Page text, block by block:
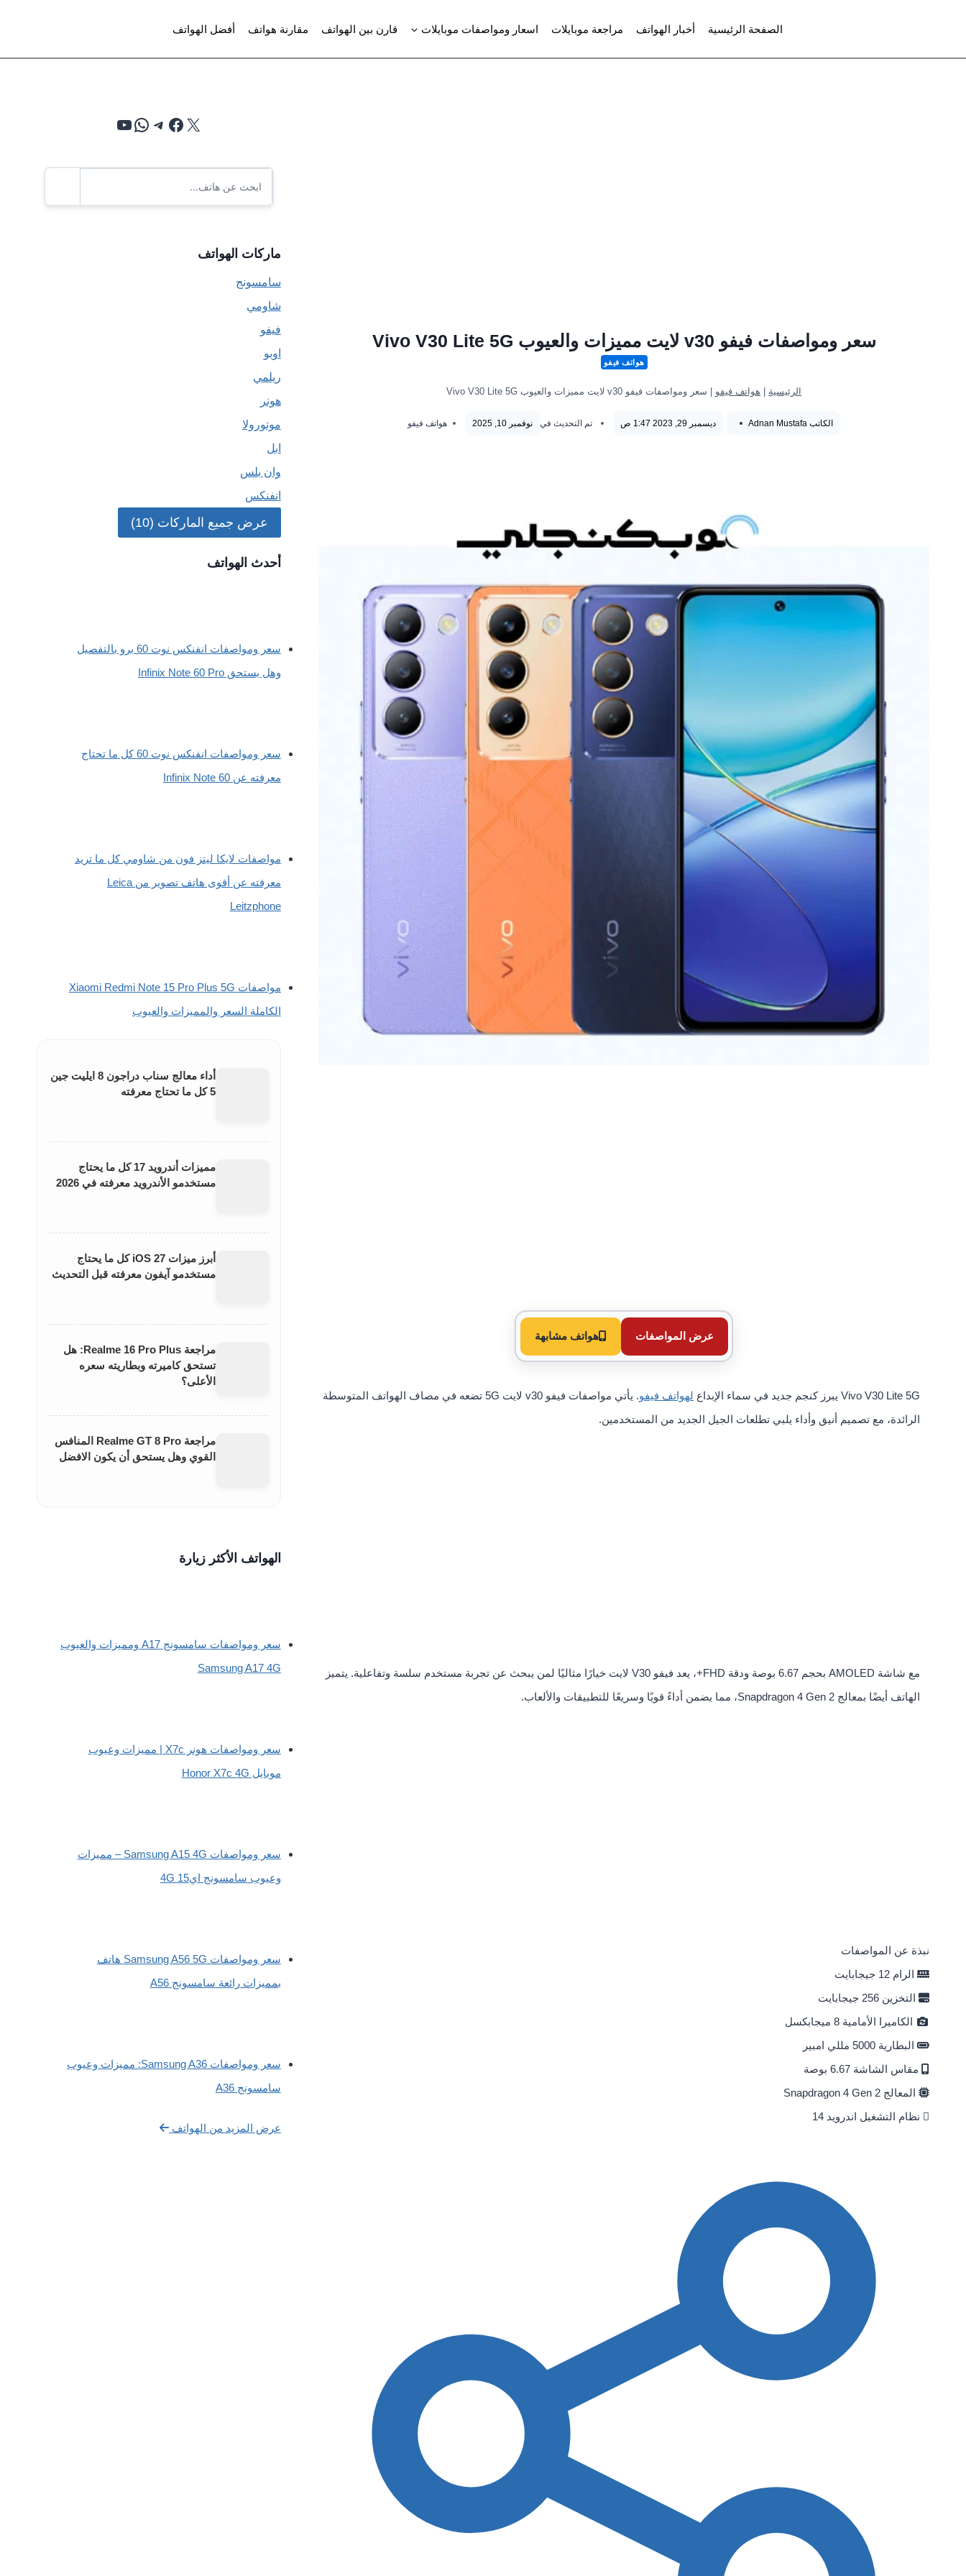
المحتوى
الصفحة الرئيسية أخبار الهواتف مراجعة موبايلات اسعار ومواصفات موبايلات قارن بين الهواتف مقارنة هواتف أفضل الهواتف
سعر ومواصفات فيفو v30 لايت مميزات والعيوب Vivo V30 Lite 5G
هواتف فيفو
الرئيسية هواتف فيفو سعر ومواصفات فيفو v30 لايت مميزات والعيوب Vivo V30 Lite 5G
الكاتب Adnan Mustafa ديسمبر 29, 2023 1:47 ص تم التحديث في نوفمبر 10, 2025 هواتف فيفو
عرض المواصفات هواتف مشابهة
Vivo V30 Lite 5G يبرز كنجم جديد في سماء الإبداع لهواتف فيفو
. يأتي مواصفات فيفو v30 لايت 5G تضعه في مصاف الهواتف المتوسطة
الرائدة، مع تصميم أنيق وأداء يلبي تطلعات الجيل الجديد من المستخدمين.
مع شاشة AMOLED بحجم 6.67 بوصة ودقة FHD+، يعد فيفو V30 لايت خيارًا مثاليًا لمن يبحث عن تجربة مستخدم سلسة وتفاعلية. يتميز
الهاتف أيضًا بمعالج Snapdragon 4 Gen 2، مما يضمن أداءً قويًا وسريعًا للتطبيقات والألعاب.
نبذة عن المواصفات
الرام 12 جيجابايت
التخزين 256 جيجابايت
الكاميرا الأمامية 8 ميجابكسل
البطارية 5000 مللي امبير
مقاس الشاشة 6.67 بوصة
المعالج Snapdragon 4 Gen 2
نظام التشغيل اندرويد 14
إكسفيسبوك
تيليجرام
واتساب
يوتيوب
ماركات الهواتف
سامسونج
شاومي
فيفو
اوبو
ريلمي
هونر
موتورولا
ابل
وان بلس
انفنكس
عرض جميع الماركات (10)
أحدث الهواتف
سعر ومواصفات انفنكس نوت 60 برو بالتفصيل
وهل يستحق Infinix Note 60 Pro
سعر ومواصفات انفنكس نوت 60 كل ما تحتاج
معرفته عن Infinix Note 60
مواصفات لايكا ليتز فون من شاومي كل ما تريد
معرفته عن أقوى هاتف تصوير من Leica
Leitzphone
مواصفات Xiaomi Redmi Note 15 Pro Plus 5G
الكاملة السعر والمميزات والعيوب
أداء معالج سناب دراجون 8 ايليت جين
5 كل ما تحتاج معرفته
مميزات أندرويد 17 كل ما يحتاج
مستخدمو الأندرويد معرفته في 2026
أبرز ميزات iOS 27 كل ما يحتاج
مستخدمو آيفون معرفته قبل التحديث
مراجعة Realme 16 Pro Plus: هل
تستحق كاميرته وبطاريته سعره
الأعلى؟
مراجعة Realme GT 8 Pro المنافس
القوي وهل يستحق أن يكون الافضل
الهواتف الأكثر زيارة
سعر ومواصفات سامسونج A17 ومميزات والعيوب
Samsung A17 4G
سعر ومواصفات هونر X7c | مميزات وعيوب
موبايل Honor X7c 4G
سعر ومواصفات Samsung A15 4G – مميزات
وعيوب سامسونج اي15 4G
سعر ومواصفات Samsung A56 5G هاتف
بمميزات رائعة سامسونج A56
سعر ومواصفات Samsung A36: مميزات وعيوب
سامسونج A36
عرض المزيد من الهواتف